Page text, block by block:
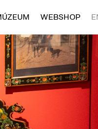
WEBSHOP